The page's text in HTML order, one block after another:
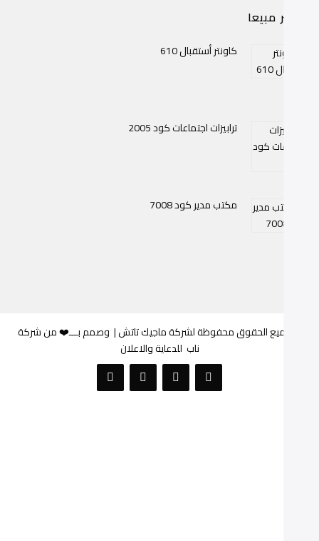
مبيعا
كاونتر أستقبال 610
ترابيزات اجتماعات كود 2005
مكتب مدير كود 7008
© جميع الحقوق محفوظة لشركة ماجيك تاتش |وصمم بـــ❤️ من شركة
للدعاية والاعلان